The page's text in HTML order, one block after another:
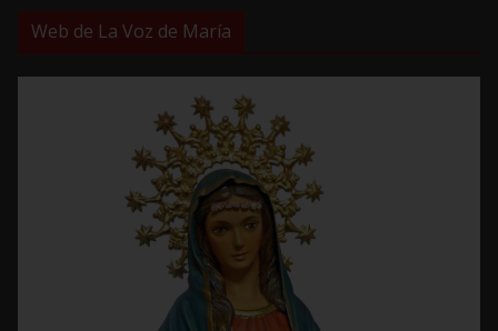
Web de La Voz de María